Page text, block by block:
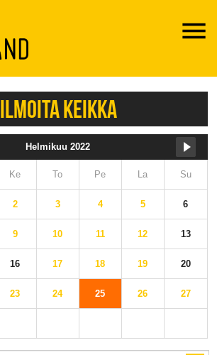
ILMOITA KEIKKA
Helmikuu 2022
Ke To Pe La Su
2 3 4 5 6
9 10 11 12 13
16 17 18 19 20
23 24 25 26 27